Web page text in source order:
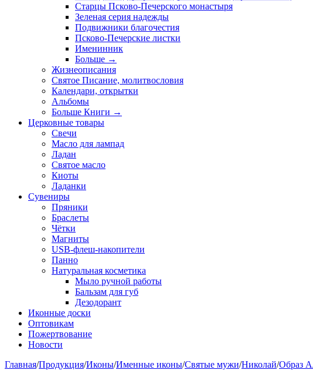
Старцы Псково-Печерского монастыря
Зеленая серия надежды
Подвижники благочестия
Псково-Печерские листки
Именинник
Больше →
Жизнеописания
Святое Писание, молитвословия
Календари, открытки
Альбомы
Больше Книги →
Церковные товары
Свечи
Масло для лампад
Ладан
Святое масло
Киоты
Ладанки
Сувениры
Пряники
Браслеты
Чётки
Магниты
USB-флеш-накопители
Панно
Натуральная косметика
Мыло ручной работы
Бальзам для губ
Дезодорант
Иконные доски
Оптовикам
Пожертвование
Новости
Главная/Продукция/Иконы/Именные иконы/Святые мужи/Николай/Образ